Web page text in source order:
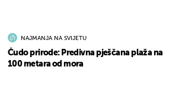
NAJMANJA NA SVIJETU
Čudo prirode: Predivna pješčana plaža na
100 metara od mora